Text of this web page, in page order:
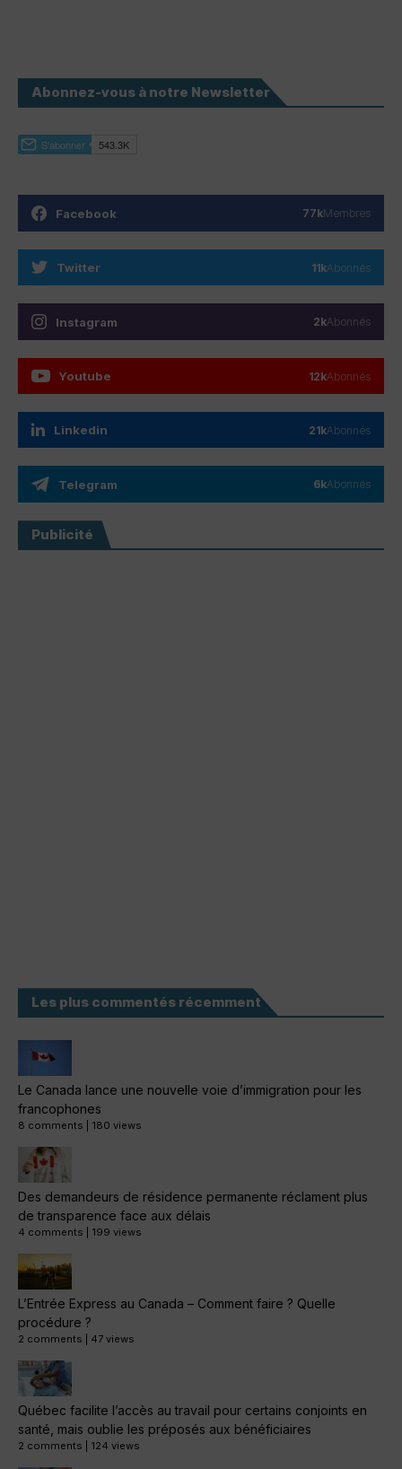
Abonnez-vous à notre Newsletter
Facebook 77kMembres
Twitter 11kAbonnés
Instagram 2kAbonnés
Youtube 12kAbonnés
Linkedin 21kAbonnés
Telegram 6kAbonnés
Publicité
Les plus commentés récemment
Le Canada lance une nouvelle voie d’immigration pour les
francophones
8 comments 180 views
Des demandeurs de résidence permanente réclament plus
de transparence face aux délais
4 comments 199 views
L’Entrée Express au Canada – Comment faire ? Quelle
procédure ?
2 comments 47 views
Québec facilite l’accès au travail pour certains conjoints en
santé, mais oublie les préposés aux bénéficiaires
2 comments 124 views